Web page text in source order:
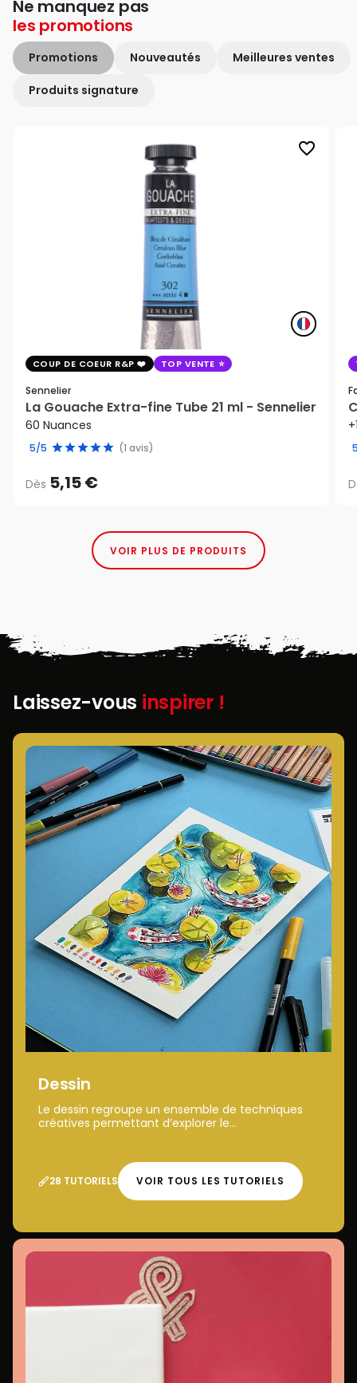
Ne manquez pas
les promotions
Promotions Nouveautés Meilleures ventes
Produits signature
favorite_border
COUP DE COEUR R&P TOP VENTE
Sennelier
La Gouache Extra-fine Tube 21 ml - Sennelier
60 Nuances
5/5 (1 avis)
Dès 5,15 €
VOIR PLUS DE PRODUITS
Laissez-vous inspirer !
Dessin
Le dessin regroupe un ensemble de techniques
créatives permettant d’explorer le...
28 TUTORIELS VOIR TOUS LES TUTORIELS